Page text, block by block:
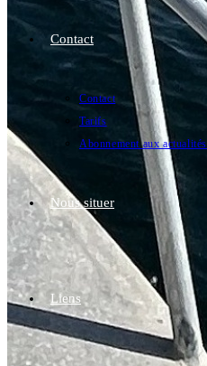
Contact
Contact
Tarifs
Abonnement aux actualités
Nous situer
Liens